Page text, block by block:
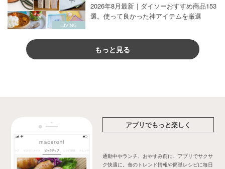
2026年8月最新｜ダイソーおすすめ商品153
選。使って良かった神アイテムを厳選
もっと見る
アプリでもっと楽しく
通勤中やランチ、おやすみ前に、アプリでサクサ
ク快適に。食のトレンド情報や簡単レシピに毎日